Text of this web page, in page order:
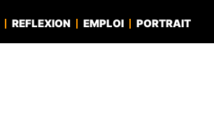
REFLEXION EMPLOI PORTRAIT